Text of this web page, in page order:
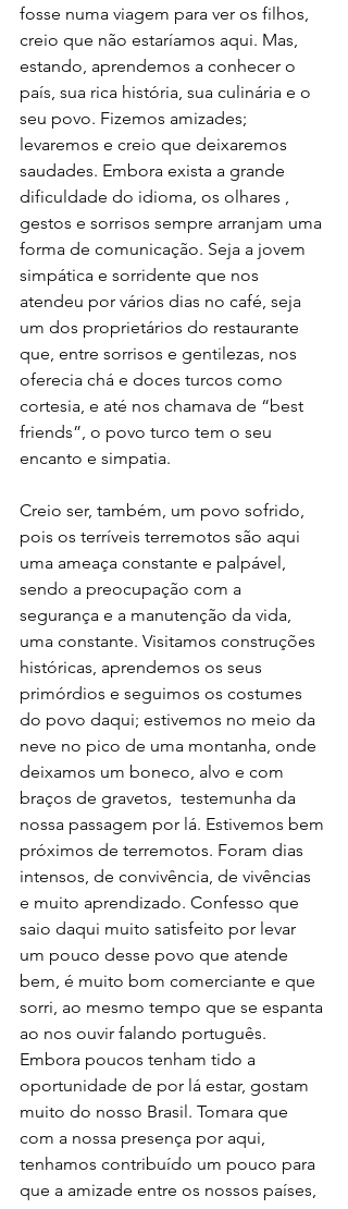
fosse numa viagem para ver os filhos,
creio que não estaríamos aqui. Mas,
estando, aprendemos a conhecer o
país, sua rica história, sua culinária e o
seu povo. Fizemos amizades;
levaremos e creio que deixaremos
saudades. Embora exista a grande
dificuldade do idioma, os olhares ,
gestos e sorrisos sempre arranjam uma
forma de comunicação. Seja a jovem
simpática e sorridente que nos
atendeu por vários dias no café, seja
um dos proprietários do restaurante
que, entre sorrisos e gentilezas, nos
oferecia chá e doces turcos como
cortesia, e até nos chamava de “best
friends”, o povo turco tem o seu
encanto e simpatia.
Creio ser, também, um povo sofrido,
pois os terríveis terremotos são aqui
uma ameaça constante e palpável,
sendo a preocupação com a
segurança e a manutenção da vida,
uma constante. Visitamos construções
históricas, aprendemos os seus
primórdios e seguimos os costumes
do povo daqui; estivemos no meio da
neve no pico de uma montanha, onde
deixamos um boneco, alvo e com
braços de gravetos,  testemunha da
nossa passagem por lá. Estivemos bem
próximos de terremotos. Foram dias
intensos, de convivência, de vivências
e muito aprendizado. Confesso que
saio daqui muito satisfeito por levar
um pouco desse povo que atende
bem, é muito bom comerciante e que
sorri, ao mesmo tempo que se espanta
ao nos ouvir falando português.
Embora poucos tenham tido a
oportunidade de por lá estar, gostam
muito do nosso Brasil. Tomara que
com a nossa presença por aqui,
tenhamos contribuído um pouco para
que a amizade entre os nossos países,